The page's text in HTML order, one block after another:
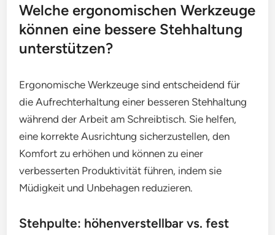
Welche ergonomischen Werkzeuge
können eine bessere Stehhaltung
unterstützen?
Ergonomische Werkzeuge sind entscheidend für
die Aufrechterhaltung einer besseren Stehhaltung
während der Arbeit am Schreibtisch. Sie helfen,
eine korrekte Ausrichtung sicherzustellen, den
Komfort zu erhöhen und können zu einer
verbesserten Produktivität führen, indem sie
Müdigkeit und Unbehagen reduzieren.
Stehpulte: höhenverstellbar vs. fest